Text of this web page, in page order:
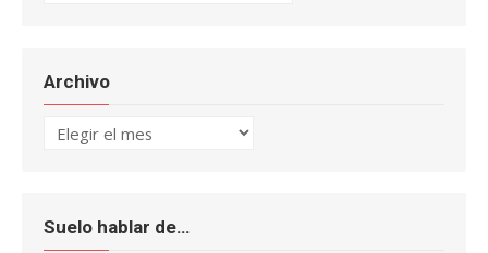
Archivo
Archivo
Suelo hablar de…